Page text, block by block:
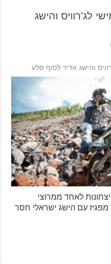
לג'רוויס והישג
והישג אדיר לסוף סלע
לאחד ממרוצי
מפגיז עם הישג ישראלי חסר